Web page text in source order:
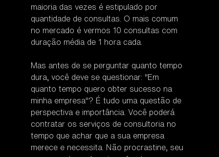
maioria das vezes é estipulado por
quantidade de consultas. O mais comum
no mercado é vermos 10 consultas com
duração média de 1 hora cada.
Mas antes de se perguntar quanto tempo
dura, você deve se questionar: "Em
quanto tempo quero obter sucesso na
minha empresa"? É tudo uma questão de
perspectiva e importância. Você poderá
contratar os serviços de consultoria no
tempo que achar que a sua empresa
merece e necessita. Não procrastine, seu